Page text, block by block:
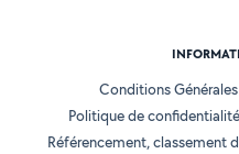
Conditions
Politique de
Référencement, classement